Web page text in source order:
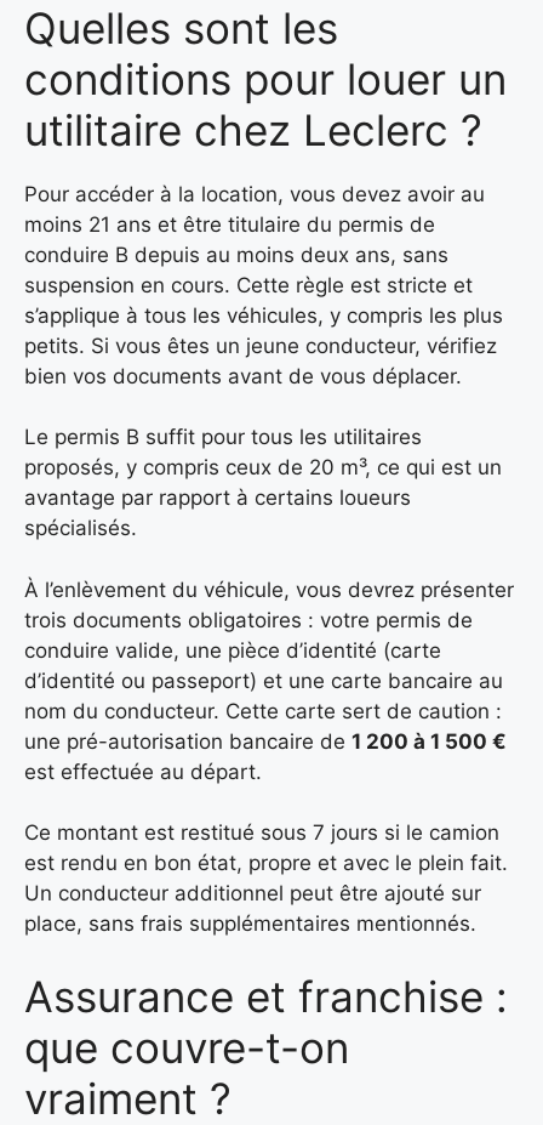
Quelles sont les
conditions pour louer un
utilitaire chez Leclerc ?
Pour accéder à la location, vous devez avoir au
moins 21 ans et être titulaire du permis de
conduire B depuis au moins deux ans, sans
suspension en cours. Cette règle est stricte et
s’applique à tous les véhicules, y compris les plus
petits. Si vous êtes un jeune conducteur, vérifiez
bien vos documents avant de vous déplacer.
Le permis B suffit pour tous les utilitaires
proposés, y compris ceux de 20 m³, ce qui est un
avantage par rapport à certains loueurs
spécialisés.
À l’enlèvement du véhicule, vous devrez présenter
trois documents obligatoires : votre permis de
conduire valide, une pièce d’identité (carte
d’identité ou passeport) et une carte bancaire au
nom du conducteur. Cette carte sert de caution :
une pré-autorisation bancaire de 1 200 à 1 500 €
est effectuée au départ.
Ce montant est restitué sous 7 jours si le camion
est rendu en bon état, propre et avec le plein fait.
Un conducteur additionnel peut être ajouté sur
place, sans frais supplémentaires mentionnés.
Assurance et franchise :
que couvre-t-on
vraiment ?